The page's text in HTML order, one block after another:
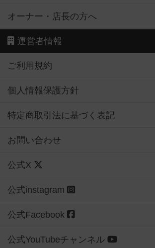
オーナー・店長の方へ
運営者情報
ご利用規約
個人情報保護方針
特定商取引法に基づく表記
お問い合わせ
公式X
公式instagram
公式Facebook
公式YouTubeチャンネル